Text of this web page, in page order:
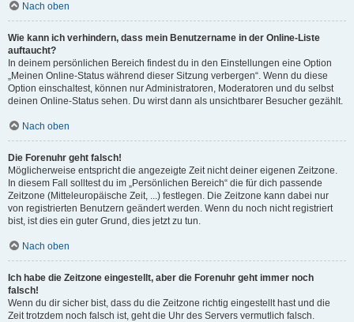
Nach oben
Wie kann ich verhindern, dass mein Benutzername in der Online-Liste
auftaucht?
In deinem persönlichen Bereich findest du in den Einstellungen eine Option
„Meinen Online-Status während dieser Sitzung verbergen“. Wenn du diese
Option einschaltest, können nur Administratoren, Moderatoren und du selbst
deinen Online-Status sehen. Du wirst dann als unsichtbarer Besucher gezählt.
Nach oben
Die Forenuhr geht falsch!
Möglicherweise entspricht die angezeigte Zeit nicht deiner eigenen Zeitzone.
In diesem Fall solltest du im „Persönlichen Bereich“ die für dich passende
Zeitzone (Mitteleuropäische Zeit, ...) festlegen. Die Zeitzone kann dabei nur
von registrierten Benutzern geändert werden. Wenn du noch nicht registriert
bist, ist dies ein guter Grund, dies jetzt zu tun.
Nach oben
Ich habe die Zeitzone eingestellt, aber die Forenuhr geht immer noch
falsch!
Wenn du dir sicher bist, dass du die Zeitzone richtig eingestellt hast und die
Zeit trotzdem noch falsch ist, geht die Uhr des Servers vermutlich falsch.